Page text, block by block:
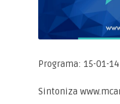
Programa: 15-01-14
Sintoniza